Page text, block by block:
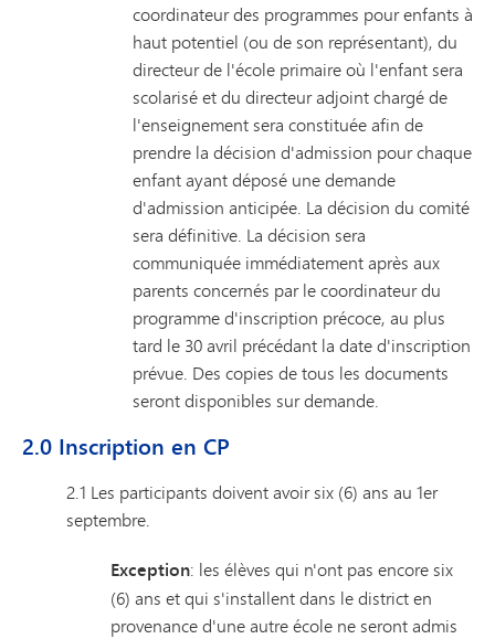
coordinateur des programmes pour enfants à
haut potentiel (ou de son représentant), du
directeur de l'école primaire où l'enfant sera
scolarisé et du directeur adjoint chargé de
l'enseignement sera constituée afin de
prendre la décision d'admission pour chaque
enfant ayant déposé une demande
d'admission anticipée. La décision du comité
sera définitive. La décision sera
communiquée immédiatement après aux
parents concernés par le coordinateur du
programme d'inscription précoce, au plus
tard le 30 avril précédant la date d'inscription
prévue. Des copies de tous les documents
seront disponibles sur demande.
2.0 Inscription en CP
2.1 Les participants doivent avoir six (6) ans au 1er
septembre.
Exception: les élèves qui n'ont pas encore six
(6) ans et qui s'installent dans le district en
provenance d'une autre école ne seront admis